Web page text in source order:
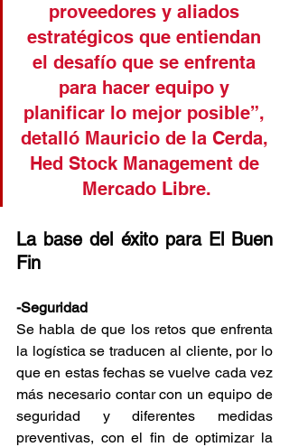
proveedores y aliados
estratégicos que entiendan
el desafío que se enfrenta
para hacer equipo y
planificar lo mejor posible”,
detalló Mauricio de la Cerda,
Hed Stock Management de
Mercado Libre.
La base del éxito para El Buen
Fin
-Seguridad
Se habla de que los retos que enfrenta
la logística se traducen al cliente, por lo
que en estas fechas se vuelve cada vez
más necesario contar con un equipo de
seguridad y diferentes medidas
preventivas, con el fin de optimizar la